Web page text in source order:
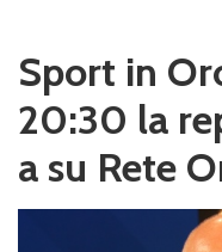
Sport in
20:30 la
a su Rete